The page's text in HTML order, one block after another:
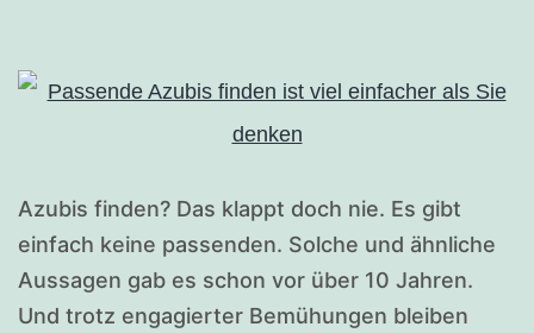
Azubis finden? Das klappt doch nie. Es gibt
einfach keine passenden. Solche und ähnliche
Aussagen gab es schon vor über 10 Jahren.
Und trotz engagierter Bemühungen bleiben